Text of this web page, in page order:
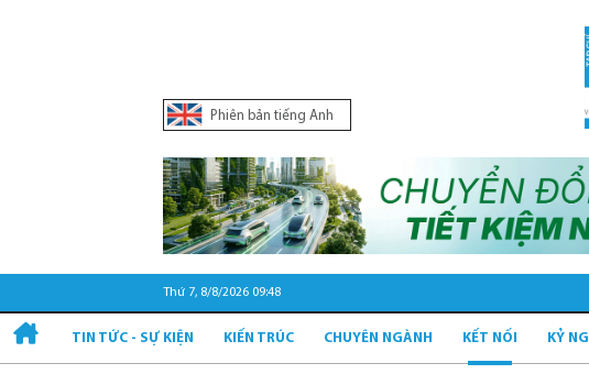
Phiên bản tiếng Anh
Thứ 7, 8/8/2026 09:48
TIN TỨC - SỰ KIỆN KIẾN TRÚC CHUYÊN NGÀNH KẾT NỐI KỶ